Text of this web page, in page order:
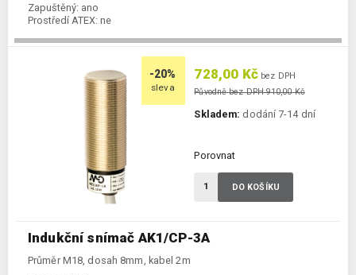
Zapuštěný: ano
Prostředí ATEX: ne
-20%
sleva
Indukční snímač AK1/CP-3A
Průměr M18, dosah 8mm, kabel 2m
728,00 Kč bez DPH
Původně bez DPH 910,00 Kč
Skladem: dodání 7-14 dní
Porovnat
DO KOŠÍKU